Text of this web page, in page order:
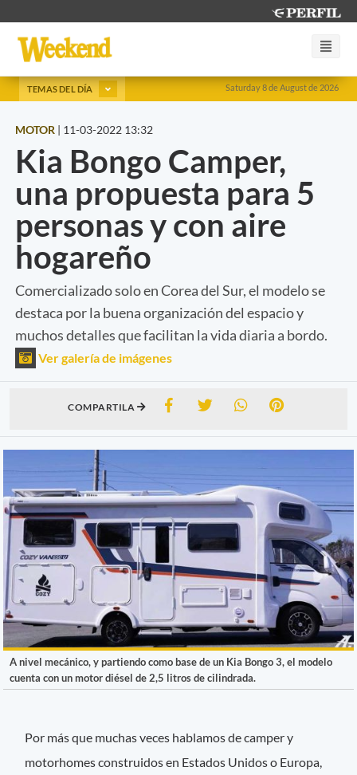
Saturday 8 de August de 2026
TEMAS DEL DÍA
MOTOR | 11-03-2022 13:32
Kia Bongo Camper,
una propuesta para 5
personas y con aire
hogareño
Comercializado solo en Corea del Sur, el modelo se
destaca por la buena organización del espacio y
muchos detalles que facilitan la vida diaria a bordo.
Ver galería de imágenes
COMPARTILA
A nivel mecánico, y partiendo como base de un Kia Bongo 3, el modelo
cuenta con un motor diésel de 2,5 litros de cilindrada.
Por más que muchas veces hablamos de camper y
motorhomes construidos en Estados Unidos o Europa,